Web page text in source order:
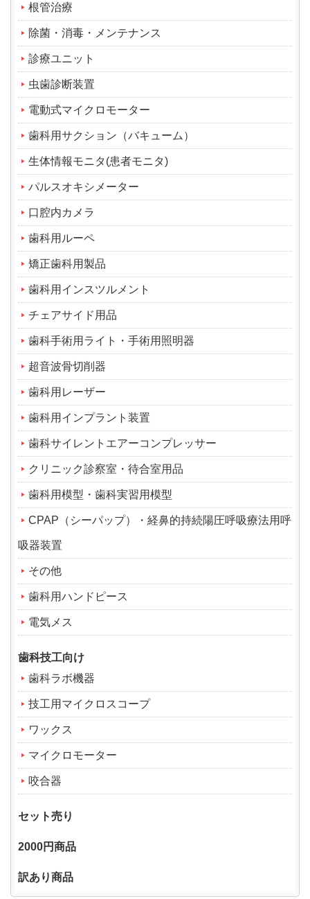
根管治療
除菌・消毒・メンテナンス
診療ユニット
虫歯診断装置
電動式マイクロモーター
歯科用サクション（バキューム）
生体情報モニタ(患者モニタ)
パルスオキシメーター
口腔内カメラ
歯科用ルーペ
矯正歯科用製品
歯科用インスツルメント
チェアサイド用品
歯科手術用ライト・手術用照明器
超音波骨切削器
歯科用レーザー
歯科用インプラント装置
歯科サイレントエアーコンプレッサー
クリニック診察室・待合室用品
歯科用模型・歯科実習用模型
CPAP（シーパップ）・経鼻的持続陽圧呼吸療法用呼
吸器装置
その他
歯科用ハンドピース
電気メス
歯科技工向け
歯科ラボ機器
技工用マイクロスコープ
ワックス
マイクロモーター
咬合器
セット売り
2000円商品
訳あり商品